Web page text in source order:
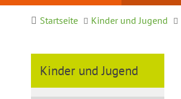
Startseite Kinder und Jugend
Kinder und Jugend